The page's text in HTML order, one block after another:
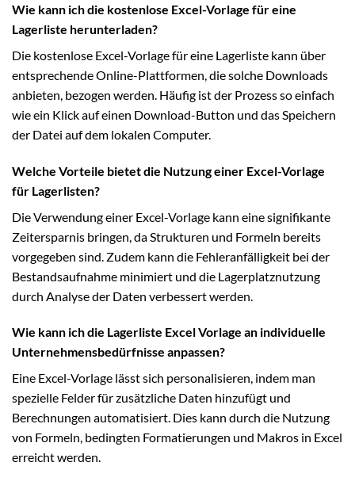
Wie kann ich die kostenlose Excel-Vorlage für eine
Lagerliste herunterladen?
Die kostenlose Excel-Vorlage für eine Lagerliste kann über
entsprechende Online-Plattformen, die solche Downloads
anbieten, bezogen werden. Häufig ist der Prozess so einfach
wie ein Klick auf einen Download-Button und das Speichern
der Datei auf dem lokalen Computer.
Welche Vorteile bietet die Nutzung einer Excel-Vorlage
für Lagerlisten?
Die Verwendung einer Excel-Vorlage kann eine signifikante
Zeitersparnis bringen, da Strukturen und Formeln bereits
vorgegeben sind. Zudem kann die Fehleranfälligkeit bei der
Bestandsaufnahme minimiert und die Lagerplatznutzung
durch Analyse der Daten verbessert werden.
Wie kann ich die Lagerliste Excel Vorlage an individuelle
Unternehmensbedürfnisse anpassen?
Eine Excel-Vorlage lässt sich personalisieren, indem man
spezielle Felder für zusätzliche Daten hinzufügt und
Berechnungen automatisiert. Dies kann durch die Nutzung
von Formeln, bedingten Formatierungen und Makros in Excel
erreicht werden.